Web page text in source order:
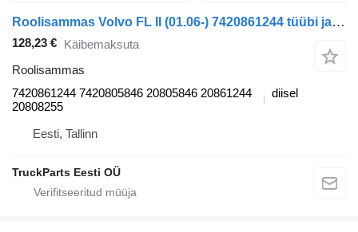
Roolisammas Volvo FL II (01.06-) 7420861244 tüübi jaoks sadulveoki Volvo FL, FE (2005-2014)
128,23 € Käibemaksuta
Roolisammas
7420861244 7420805846 20805846 20861244
20808255
diisel
Eesti, Tallinn
TruckParts Eesti OÜ